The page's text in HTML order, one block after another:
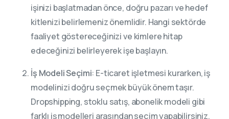
işinizi başlatmadan önce, doğru pazarı ve hedef
kitlenizi belirlemeniz önemlidir. Hangi sektörde
faaliyet göstereceğinizi ve kimlere hitap
edeceğinizi belirleyerek işe başlayın.
İş Modeli Seçimi: E-ticaret işletmesi kurarken, iş
modelinizi doğru seçmek büyük önem taşır.
Dropshipping, stoklu satış, abonelik modeli gibi
farklı iş modelleri arasından seçim yapabilirsiniz.